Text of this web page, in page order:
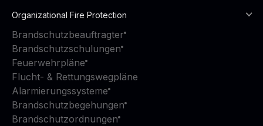
Organizational Fire Protection
Brandschutzbeauftragter
Brandschutzschulungen
Feuerwehrpläne
Flucht- & Rettungswegpläne
Alarmierungssysteme
Brandschutzbegehungen
Brandschutzordnungen